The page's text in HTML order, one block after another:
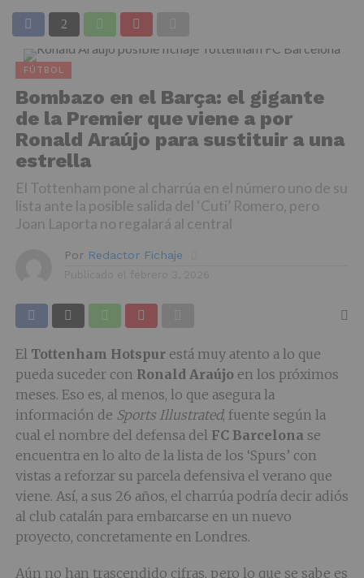
FÚTBOL
Bombazo en el Barça: el gigante
de la Premier que viene a por
Ronald Araújo para sustituir a una
estrella
El Tottenham pone al charrúa en el número uno de su
lista ante la posible salida del ‘Cuti’ Romero, pero
Joan Laporta no regalará al central
Por Redactor Fichaje
El Tottenham Hotspurestá muy atento a lo que
pueda suceder con Ronald Araújo en los próximos
meses. Eso es, al menos, lo que asegura la
información de Sports Illustrated, fuente según la
cual el nombre del defensa del FC Barcelona se
encuentra en lo alto de la lista de los ‘Spurs’ con
vistas a reforzar su parcela defensiva el verano que
viene. Así, a sus 26 años, el charrúa podría decir adiós
al club catalán para embarcarse en un nuevo
proyecto, concretamente en Londres.
Aún no han trascendido cifras, pero lo que se sabe es